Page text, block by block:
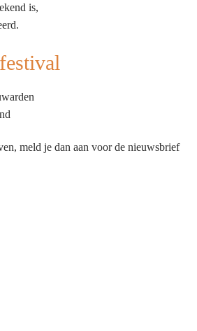
is,
meld je dan aan voor de nieuwsbrief